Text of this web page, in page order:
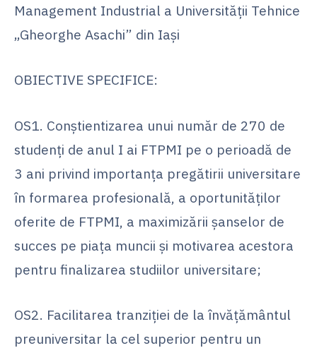
Management Industrial a Universității Tehnice
„Gheorghe Asachi” din Iași
OBIECTIVE SPECIFICE:
OS1. Conștientizarea unui număr de 270 de
studenți de anul I ai FTPMI pe o perioadă de
3 ani privind importanța pregătirii universitare
în formarea profesională, a oportunităților
oferite de FTPMI, a maximizării șanselor de
succes pe piața muncii și motivarea acestora
pentru finalizarea studiilor universitare;
OS2. Facilitarea tranziției de la învățământul
preuniversitar la cel superior pentru un